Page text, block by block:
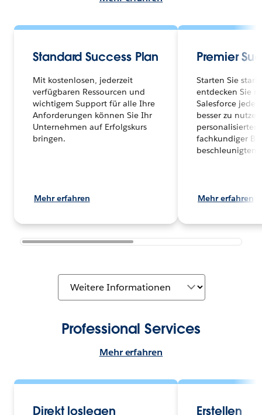
Standard Success Plan
Mit kostenlosen, jederzeit
verfügbaren Ressourcen und
wichtigem Support für alle Ihre
Anforderungen können Sie Ihr
Unternehmen auf Erfolgskurs
bringen.
Mehr erfahren
Premier
Starten Sie
entdecken Sie
Salesforce
besser zu
personalisierten
fachkundiger
beschleunigtem
Mehr erfahren
Professional Services
Mehr erfahren
Direkt loslegen Erstellen